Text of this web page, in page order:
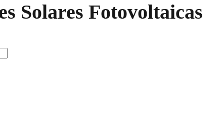
Solares Fotovoltaicas